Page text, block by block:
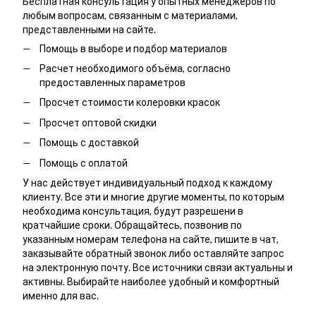
любым вопросам, связанным с материалами,
представленными на сайте.
Помощь в выборе и подбор материалов
Расчет необходимого объёма, согласно
предоставленных параметров
Просчет стоимости колеровки красок
Просчет оптовой скидки
Помощь с доставкой
Помощь с оплатой
У нас действует индивидуальный подход к каждому
клиенту. Все эти и многие другие моменты, по которым
необходима консультация, будут разрешени в
кратчайшие сроки. Обращайтесь, позвонив по
указанным номерам телефона на сайте, пишите в чат,
заказывайте обратный звонок либо оставляйте запрос
на электронную почту. Все источники связи актуальны и
активны. Выбирайте наиболее удобный и комфортный
именно для вас.